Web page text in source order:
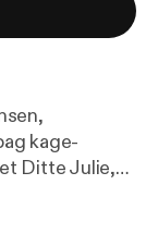
kage-
Ditte Julie,
hvordan